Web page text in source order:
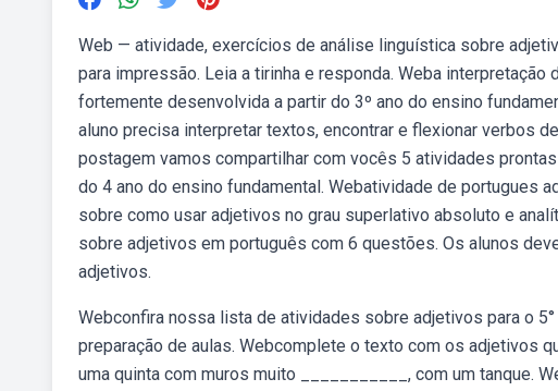
Web — atividade, exercícios de análise linguística sobre
para impressão. Leia a tirinha e responda. Weba
fortemente desenvolvida a partir do 3º ano do ensino
aluno precisa interpretar textos, encontrar e flexionar verbos
postagem vamos compartilhar com vocês 5 atividades
do 4 ano do ensino fundamental. Webatividade de portugues
sobre como usar adjetivos no grau superlativo absoluto e
sobre adjetivos em português com 6 questões. Os alunos
adjetivos.
Webconfira nossa lista de atividades sobre adjetivos para o
preparação de aulas. Webcomplete o texto com os adjetivos
uma quinta com muros muito ___________, com um tanque.